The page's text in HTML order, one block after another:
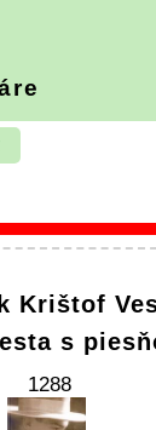
Krištof
s
1288